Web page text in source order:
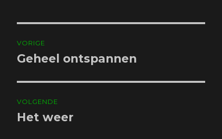
navigatie
VORIGE
Vorig
Geheel ontspannen
VOLGENDE
Volgend
Het weer